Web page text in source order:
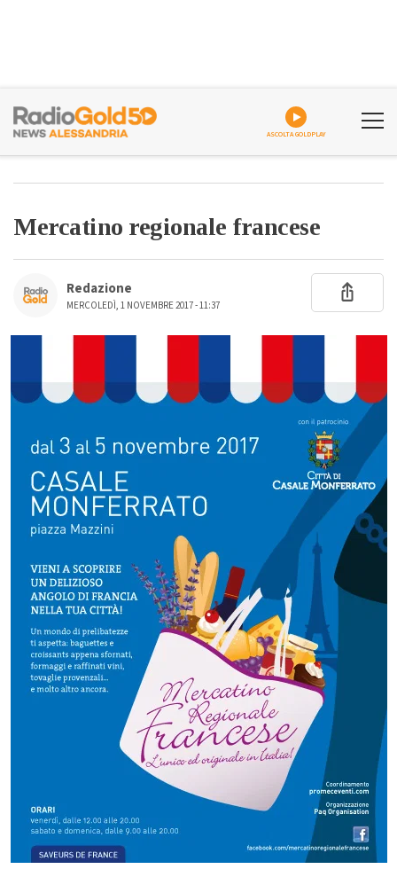
ASCOLTA GOLDPLAY
Mercatino regionale francese
Redazione
MERCOLEDÌ, 1 NOVEMBRE 2017 - 11:37